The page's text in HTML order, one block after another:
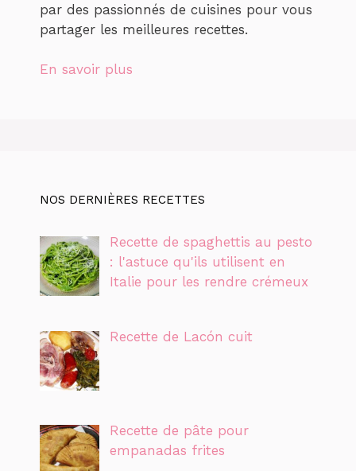
par des passionnés de cuisines pour vous
partager les meilleures recettes.
En savoir plus
NOS DERNIÈRES RECETTES
Recette de spaghettis au pesto
: l'astuce qu'ils utilisent en
Italie pour les rendre crémeux
Recette de Lacón cuit
Recette de pâte pour
empanadas frites